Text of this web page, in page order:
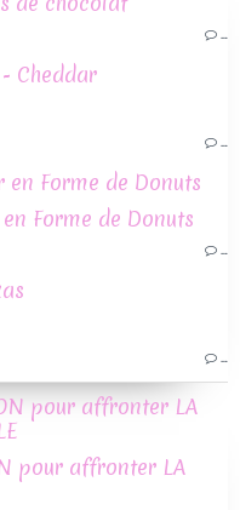
…
Cheddar
…
Forme de Donuts
…
…
pour affronter LA